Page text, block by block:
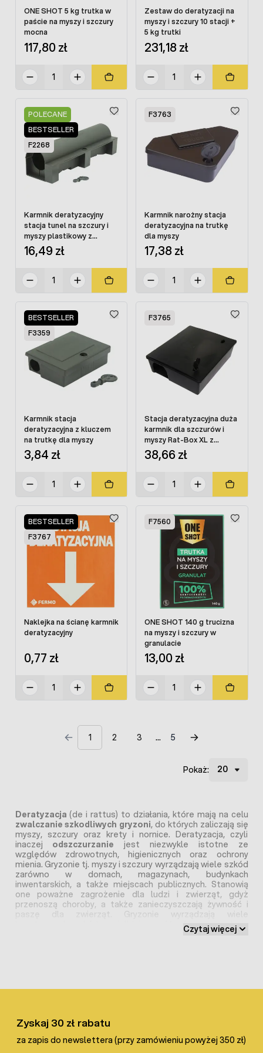
ONE SHOT 5 kg trutka w
paście na myszy i szczury
mocna
117,80 zł
Zestaw do deratyzacji na
myszy i szczury 10 stacji +
5 kg trutki
231,18 zł
POLECANE
BESTSELLER
F2268
Karmnik deratyzacyjny
stacja tunel na szczury i
myszy plastikowy z
kluczem
16,49 zł
F3763
Karmnik narożny stacja
deratyzacyjna na trutkę
dla myszy
17,38 zł
BESTSELLER
F3359
Karmnik stacja
deratyzacyjna z kluczem
na trutkę dla myszy
3,84 zł
F3765
Stacja deratyzacyjna duża
karmnik dla szczurów i
myszy Rat-Box XL z
kluczem
38,66 zł
BESTSELLER
F3767
Naklejka na ścianę karmnik
deratyzacyjny
0,77 zł
F7560
ONE SHOT 140 g trucizna
na myszy i szczury w
granulacie
13,00 zł
1 2 3 5
Pokaż:
Deratyzacja (de i rattus) to działania, które mają na celu
zwalczanie szkodliwych gryzoni, do których zaliczają się
myszy, szczury oraz krety i nornice. Deratyzacja, czyli
inaczej odszczurzanie jest niezwykle istotne ze
względów zdrowotnych, higienicznych oraz ochrony
mienia. Gryzonie tj. myszy i szczury wyrządzają wiele szkód
zarówno w domach, magazynach, budynkach
inwentarskich, a także miejscach publicznych. Stanowią
one poważne zagrożenie dla ludzi i zwierząt, gdyż
przenoszą choroby, a także zanieczyszczają żywność i
paszę dla zwierząt. Gryzonie wyrządzają wiele
kosztownych szkód, uwielbiają gryźć różnego rodzaju
materiały, tkaniny, a także kable elektryczne. Bardzo
Byskutecznie przeprowadzić deratyzację
kolejności należy zidentyfikować, z jakim szkodnikiem
mamy do czynienia. Warto określić również obszary, gdzie
Czytaj więcej
Zyskaj 30 zł rabatu
za zapis do newslettera (przy zamówieniu powyżej 350 zł)